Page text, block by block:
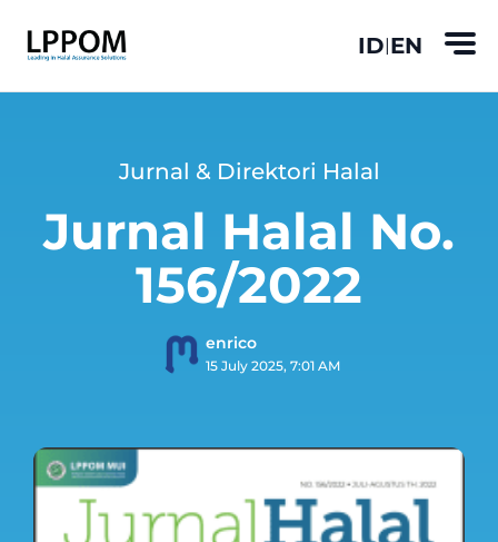
ID|EN
Jurnal & Direktori Halal
Jurnal Halal No.
156/2022
enrico
15 July 2025, 7:01 AM